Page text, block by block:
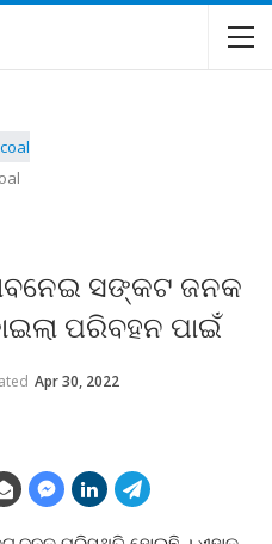
ସଙ୍କଟ ଜନକ
ପରିବହନ ପାଇଁ
Apr 30, 2022